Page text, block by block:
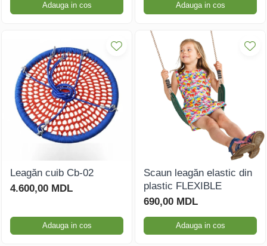
Adauga in cos Adauga in cos
Leagăn cuib Cb-02
4.600,00 MDL
Adauga in cos
Scaun leagăn elastic din
plastic FLEXIBLE
690,00 MDL
Adauga in cos